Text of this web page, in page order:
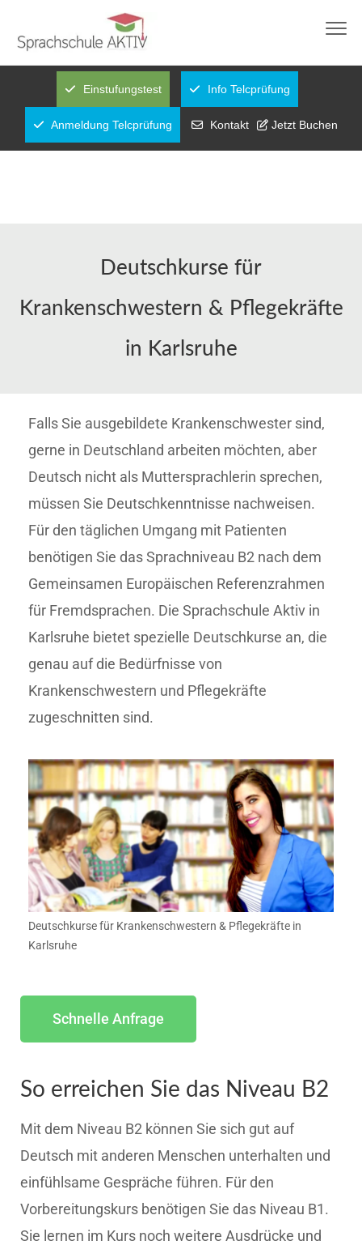
info@sprachschule-aktiv-karlsruhe.de
Fragen über WhatsApp
Einstufungstest Info Telcprüfung
Anmeldung Telcprüfung Kontakt Jetzt Buchen
Deutschkurse für
Krankenschwestern & Pflegekräfte
in Karlsruhe
Falls Sie ausgebildete Krankenschwester sind,
gerne in Deutschland arbeiten möchten, aber
Deutsch nicht als Muttersprachlerin sprechen,
müssen Sie Deutschkenntnisse nachweisen.
Für den täglichen Umgang mit Patienten
benötigen Sie das Sprachniveau B2 nach dem
Gemeinsamen Europäischen Referenzrahmen
für Fremdsprachen. Die Sprachschule Aktiv in
Karlsruhe bietet spezielle Deutschkurse an, die
genau auf die Bedürfnisse von
Krankenschwestern und Pflegekräfte
zugeschnitten sind.
Deutschkurse für Krankenschwestern & Pflegekräfte in
Karlsruhe
Schnelle Anfrage
So erreichen Sie das Niveau B2
Mit dem Niveau B2 können Sie sich gut auf
Deutsch mit anderen Menschen unterhalten und
einfühlsame Gespräche führen. Für den
Vorbereitungskurs benötigen Sie das Niveau B1.
Sie lernen im Kurs noch weitere Ausdrücke und